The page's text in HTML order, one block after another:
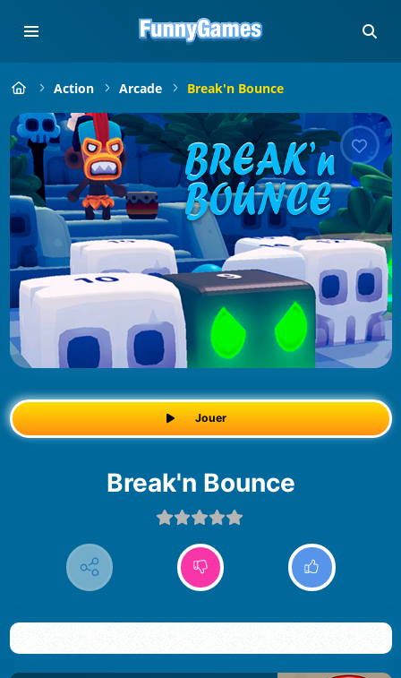
Action Arcade Break'n Bounce
Jouer
Break'n Bounce